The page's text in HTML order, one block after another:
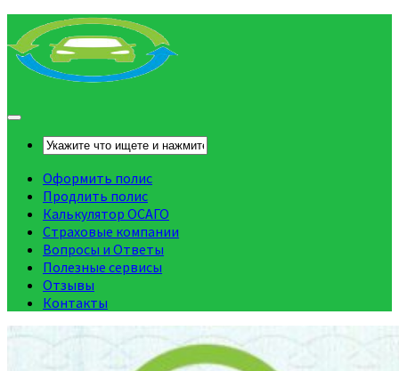
Оформить полис
Продлить полис
Калькулятор ОСАГО
Страховые компании
Вопросы и Ответы
Полезные сервисы
Отзывы
Контакты